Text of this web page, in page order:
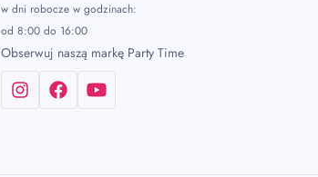
w dni robocze w godzinach:
od 8:00 do 16:00
Obserwuj naszą markę Party Time